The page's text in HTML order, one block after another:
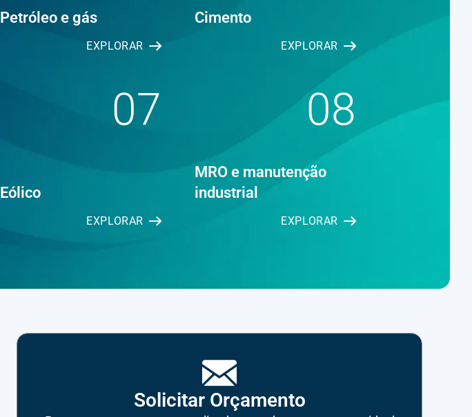
Petróleo e gás
EXPLORAR
Cimento
EXPLORAR
07
Eólico
EXPLORAR
08
MRO e manutenção
industrial
EXPLORAR
Solicitar Orçamento